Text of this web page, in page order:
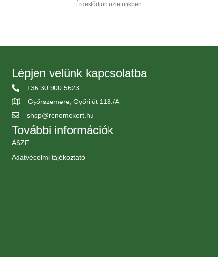
Érdeklődjön üzletünkben.
Lépjen velünk kapcsolatba
+36 30 900 5623
Győrszemere, Győri út 118./A
shop@renomekert.hu
További információk
ÁSZF
Adatvédelmi tájékoztató